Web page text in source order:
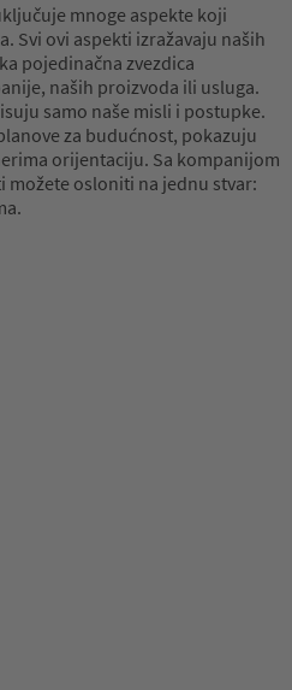
mnoge aspekte koji
Svi ovi aspekti izražavaju naših
pojedinačna zvezdica
naših proizvoda ili usluga.
samo naše misli i postupke.
za budućnost, pokazuju
orijentaciju. Sa kompanijom
možete osloniti na jednu stvar: